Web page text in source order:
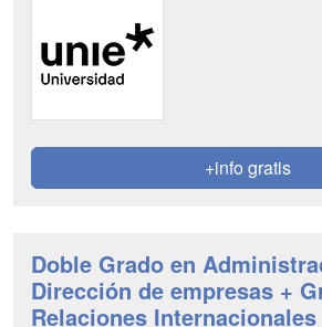
+info gratis
Doble Grado en
Dirección de empresas +
Relaciones Internacionales